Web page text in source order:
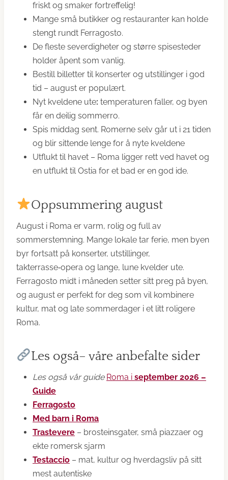
friskt og smaker fortreffelig!
Mange små butikker og restauranter kan holde
stengt rundt Ferragosto.
De fleste severdigheter og større spisesteder
holder åpent som vanlig.
Bestill billetter til konserter og utstillinger i god
tid – august er populært.
Nyt kveldene ute: temperaturen faller, og byen
får en deilig sommerro.
Spis middag sent. Romerne selv går ut i 21 tiden
og blir sittende lenge for å nyte kveldene
Utflukt til havet – Roma ligger rett ved havet og
en utflukt til Ostia for et bad er en god ide.
Oppsummering august
August i Roma er varm, rolig og full av
sommerstemning. Mange lokale tar ferie, men byen
byr fortsatt på konserter, utstillinger,
takterrasse‑opera og lange, lune kvelder ute.
Ferragosto midt i måneden setter sitt preg på byen,
og august er perfekt for deg som vil kombinere
kultur, mat og late sommerdager i et litt roligere
Roma.
Les også– våre anbefalte sider
Les også vår guide Roma i september 2026 –
Guide
Ferragosto
Med barn i Roma
Trastevere – brosteinsgater, små piazzaer og
ekte romersk sjarm
Testaccio – mat, kultur og hverdagsliv på sitt
mest autentiske